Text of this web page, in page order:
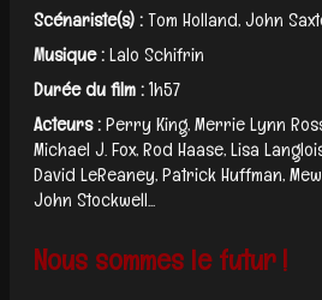
Scénariste(s) :Tom Holland, John
Musique :Lalo Schifrin
Durée du film :1h57
Acteurs :Perry King, Merrie Lynn
Michael J. Fox, Rod Haase, Lisa
David LeReaney, Patrick Huffman,
John Stockwell...
Nous sommes le futur !